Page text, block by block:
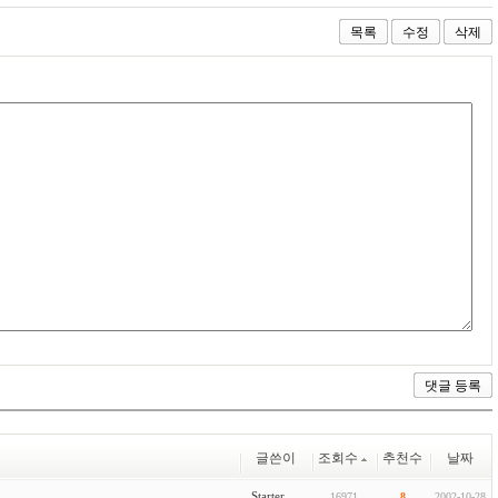
목록 수정 삭제
글쓴이 조회수 추천수 날짜